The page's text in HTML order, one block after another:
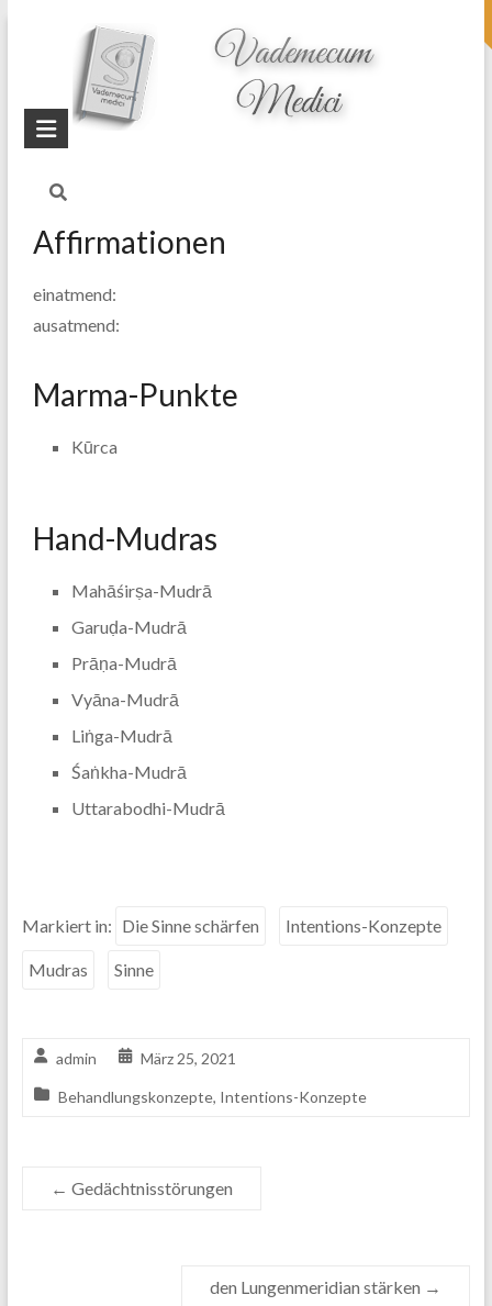
topheader
Startseite
Blog
die Sinne schärfen
Affirmationen
einatmend:
ausatmend:
Marma-Punkte
Kūrca
Hand-Mudras
Mahāśirṣa-Mudrā
Garuḍa-Mudrā
Prāṇa-Mudrā
Vyāna-Mudrā
Liṅga-Mudrā
Śaṅkha-Mudrā
Uttarabodhi-Mudrā
Markiert in: Die Sinne schärfen Intentions-Konzepte
Mudras Sinne
admin März 25, 2021
Behandlungskonzepte, Intentions-Konzepte
← Gedächtnisstörungen
den Lungenmeridian stärken →